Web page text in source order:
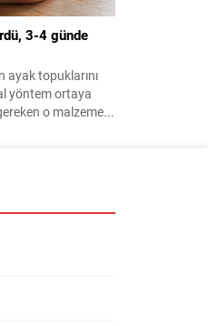
3-4 günde
ayak topuklarını
yöntem ortaya
o malzeme...